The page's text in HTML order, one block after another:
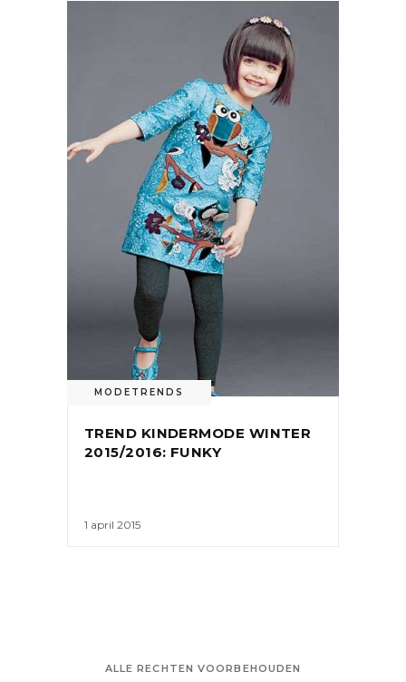
MODETRENDS
TREND KINDERMODE WINTER
2015/2016: FUNKY
1 april 2015
ALLE RECHTEN VOORBEHOUDEN